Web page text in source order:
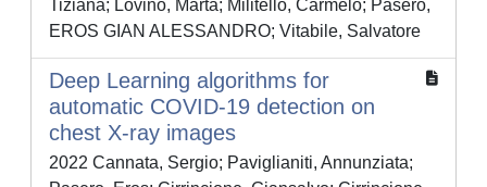
Tiziana; Lovino, Marta; Militello, Carmelo; Pasero,
EROS GIAN ALESSANDRO; Vitabile, Salvatore
Deep Learning algorithms for
automatic COVID-19 detection on
chest X-ray images
2022 Cannata, Sergio; Paviglianiti, Annunziata;